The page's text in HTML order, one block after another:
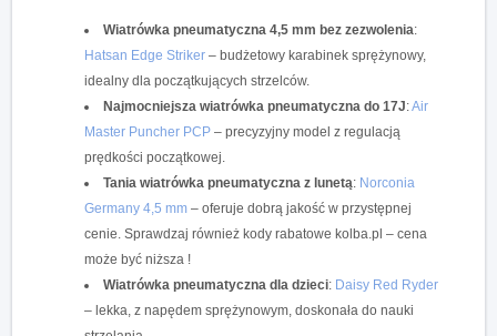
Wiatrówka pneumatyczna 4,5 mm bez zezwolenia:
Hatsan Edge Striker – budżetowy karabinek sprężynowy,
idealny dla początkujących strzelców.
Najmocniejsza wiatrówka pneumatyczna do 17J:Air
Master Puncher PCP – precyzyjny model z regulacją
prędkości początkowej.
Tania wiatrówka pneumatyczna z lunetą: Norconia
Germany 4,5 mm – oferuje dobrą jakość w przystępnej
cenie. Sprawdzaj również kody rabatowe kolba.pl – cena
może być niższa !
Wiatrówka pneumatyczna dla dzieci: Daisy Red Ryder
– lekka, z napędem sprężynowym, doskonała do nauki